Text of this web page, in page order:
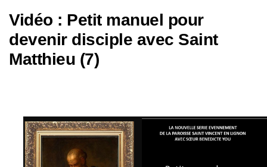
Vidéo : Petit manuel pour
devenir disciple avec Saint
Matthieu (7)